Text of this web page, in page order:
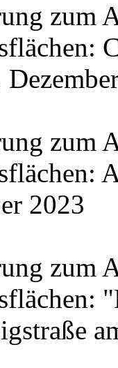
zum
zum
2023
zum